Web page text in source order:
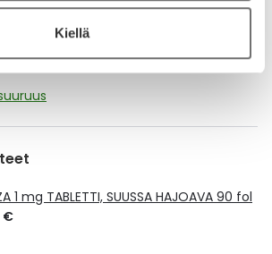
Kiellä
ja reseptin toimitusmaksu
€ lisätään tuotteen hintaan.
1 mg TABLETTI, SUUSSA HAJOAVA 90 fol
€